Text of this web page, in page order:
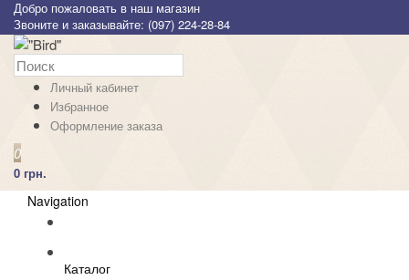
Добро пожаловать в наш магазин
Звоните и заказывайте: (097) 224-28-84
Личный кабинет
Избранное
Оформление заказа
0
0 грн.
Navigation
Каталог